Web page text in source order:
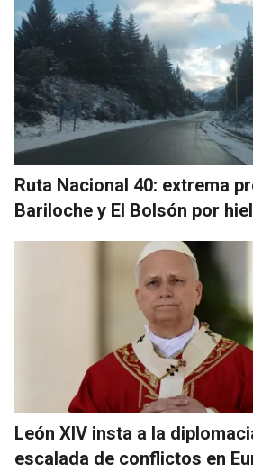
Ruta Nacional 40: extrema
Bariloche y El Bolsón por
León XIV insta a la
escalada de conflictos en